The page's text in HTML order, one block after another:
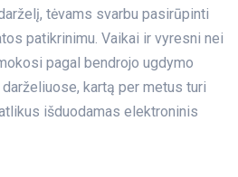
tėvams svarbu pasirūpinti
patikrinimu. Vaikai ir vyresni nei
pagal bendrojo ugdymo
kartą per metus turi
išduodamas elektroninis